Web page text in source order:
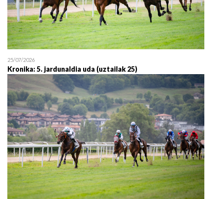
25/07/2026
Kronika: 5. jardunaldia uda (uztailak 25)